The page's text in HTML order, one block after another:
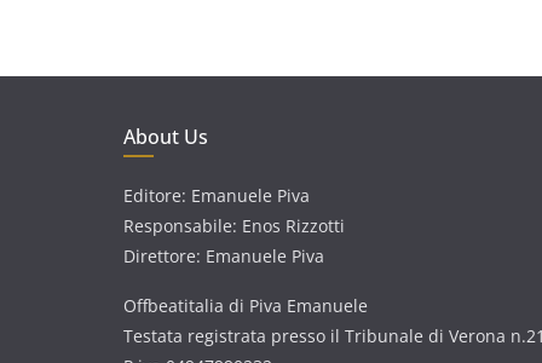
About Us
Editore: Emanuele Piva
Responsabile: Enos Rizzotti
Direttore: Emanuele Piva
Offbeatitalia di Piva Emanuele
Testata registrata presso il Tribunale di Verona